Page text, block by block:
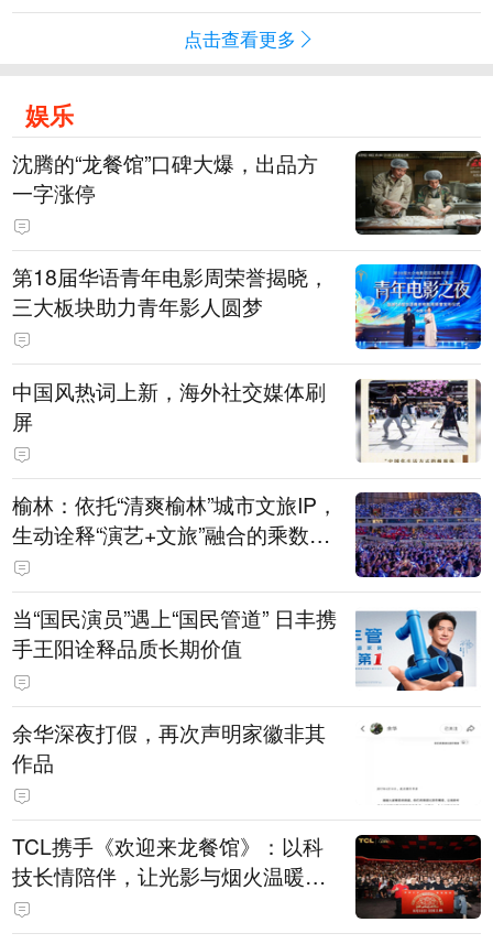
点击查看更多
娱乐
沈腾的“龙餐馆”口碑大爆，出品方
一字涨停
第18届华语青年电影周荣誉揭晓，
三大板块助力青年影人圆梦
中国风热词上新，海外社交媒体刷
屏
榆林：依托“清爽榆林”城市文旅IP，
生动诠释“演艺+文旅”融合的乘数效
应
当“国民演员”遇上“国民管道” 日丰携
手王阳诠释品质长期价值
余华深夜打假，再次声明家徽非其
作品
TCL携手《欢迎来龙餐馆》：以科
技长情陪伴，让光影与烟火温暖生
活